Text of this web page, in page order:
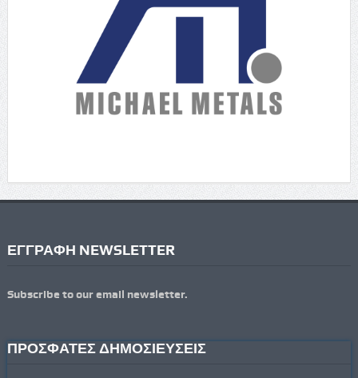
ΕΓΓΡΑΦΗ NEWSLETTER
Subscribe to our email newsletter.
ΠΡΟΣΦΑΤΕΣ ΔΗΜΟΣΙΕΥΣΕΙΣ